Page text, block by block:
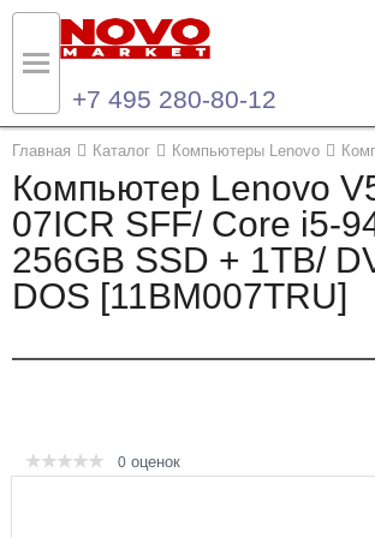
+7 495 280-80-12
Главная Каталог Компьютеры Lenovo
Компьютер Lenovo
07ICR SFF/ Core i5-
256GB SSD + 1TB/
DOS [11BM007TRU]
0 оценок
Назад
Каталог продукции
Ноутбуки и ультрабуки
Компьютеры
Опции и комплектующие
Назад
Контакты
Контактная информация